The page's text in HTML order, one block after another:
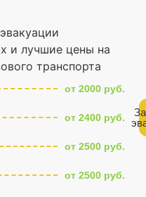
и лучшие цены на
транспорта
от 2000 руб.
от 2400 руб.
от 2500 руб.
от 2500 руб.